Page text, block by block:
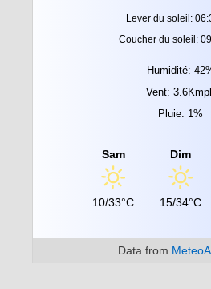
Lever du soleil:
Coucher du soleil:
Humidité:
Vent:
Pluie: 1%
Sam
10/33°C
Dim
15/34°C
Data from